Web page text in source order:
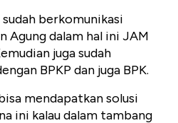
berkomunikasi
Agung dalam hal ini JAM
juga sudah
BPKP dan juga BPK.
mendapatkan solusi
ini kalau dalam tambang